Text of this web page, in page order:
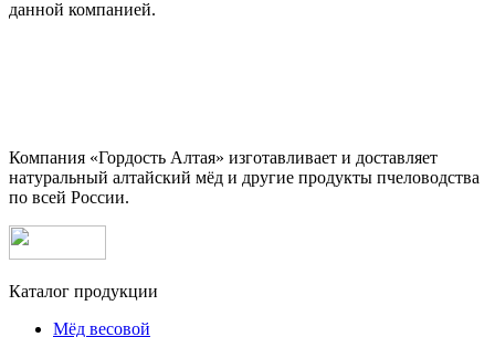
данной компанией.
Компания «Гордость Алтая» изготавливает и доставляет
натуральный алтайский мёд и другие продукты пчеловодства
по всей России.
Каталог продукции
Мёд весовой